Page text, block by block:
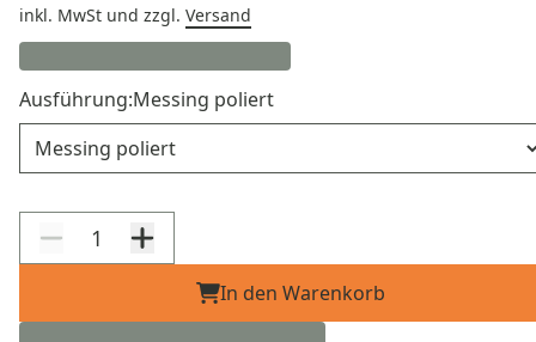
inkl. MwSt und zzgl. Versand
Ausführung:Messing poliert
In den Warenkorb